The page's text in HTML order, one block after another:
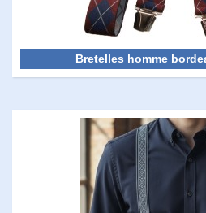
Bretelles homme